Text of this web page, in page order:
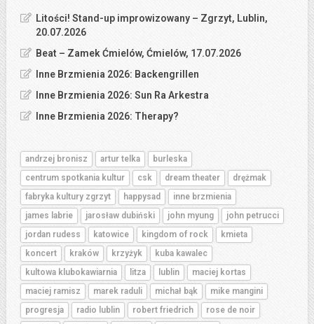
Litości! Stand-up improwizowany – Zgrzyt, Lublin,
20.07.2026
Beat – Zamek Ćmielów, Ćmielów, 17.07.2026
Inne Brzmienia 2026: Backengrillen
Inne Brzmienia 2026: Sun Ra Arkestra
Inne Brzmienia 2026: Therapy?
andrzej bronisz artur telka
burleska
centrum spotkania kultur
csk dream theater
drężmak
fabryka kultury zgrzyt
happysad
inne brzmienia
james labrie
jarosław dubiński john myung
john petrucci
jordan rudess
katowice kingdom of rock
kmieta
koncert
kraków krzyżyk
kuba kawalec
kultowa klubokawiarnia
litza lublin
maciej kortas
maciej ramisz
marek raduli michał bąk
mike mangini
progresja
radio lublin robert friedrich
rose de noir